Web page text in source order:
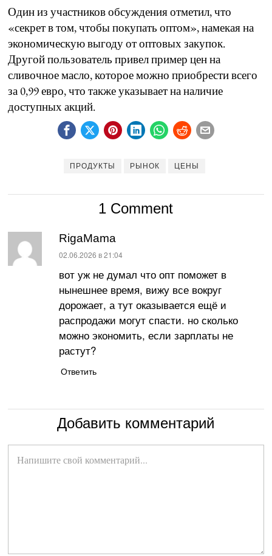
Один из участников обсуждения отметил, что
«секрет в том, чтобы покупать оптом», намекая на
экономическую выгоду от оптовых закупок.
Другой пользователь привел пример цен на
сливочное масло, которое можно приобрести всего
за 0,99 евро, что также указывает на наличие
доступных акций.
ПРОДУКТЫ РЫНОК ЦЕНЫ
1 Comment
RigaMama
:
02.06.2026 в 21:04
вот уж не думал что опт поможет в
нынешнее время, вижу все вокруг
дорожает, а тут оказывается ещё и
распродажи могут спасти. но сколько
можно экономить, если зарплаты не
растут?
Ответить
Добавить комментарий